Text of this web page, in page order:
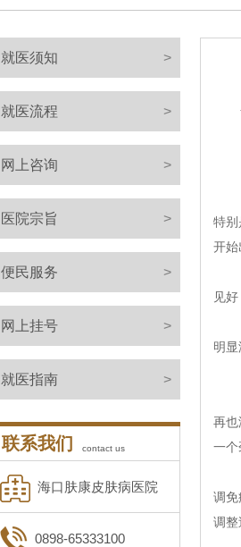
就医须知 >
就医流程 >
网上咨询 >
医院宗旨 >
便民服务 >
网上挂号 >
就医指南 >
联系我们 contact us
海口肤康皮肤病医院
0898-65333100
特别
开始
见
明
再也
一个
调免
调整